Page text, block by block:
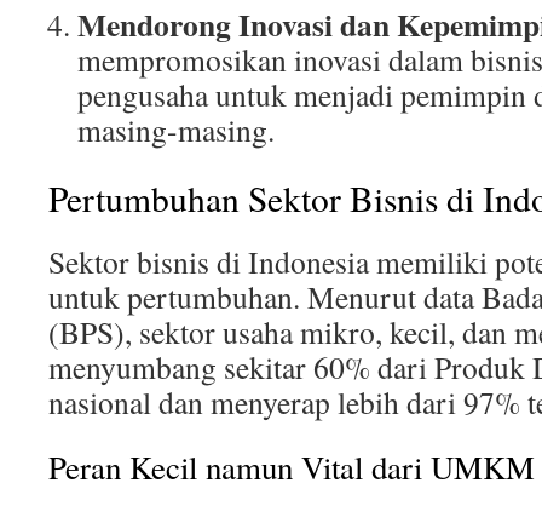
Mendorong Inovasi dan
mempromosikan inovasi dalam
pengusaha untuk menjadi pemimpin
masing-masing.
Pertumbuhan Sektor Bisnis di
Sektor bisnis di Indonesia memiliki
untuk pertumbuhan. Menurut data
(BPS), sektor usaha mikro, kecil, dan
menyumbang sekitar 60% dari
nasional dan menyerap lebih dari 97%
Peran Kecil namun Vital dari UMKM